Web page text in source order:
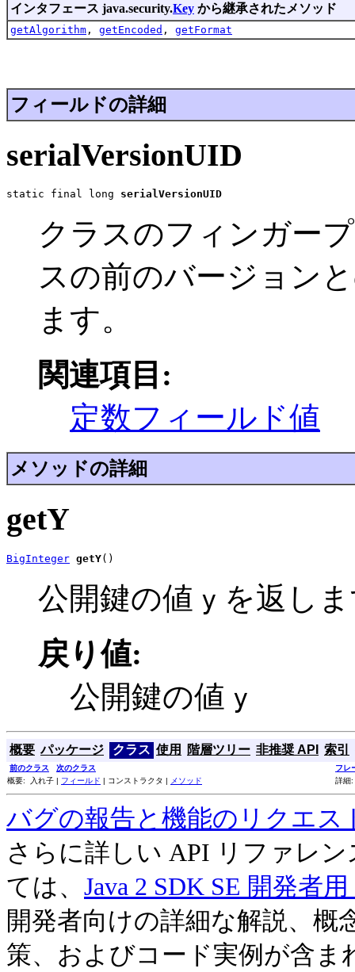
インタフェース java.security.Key から継承されたメソッド
getAlgorithm , getEncoded , getFormat
フィールドの詳細
serialVersionUID
static final long serialVersionUID
クラスのフィンガー
スの前のバージョン
ます。
関連項目:
定数フィールド値
メソッドの詳細
getY
BigInteger getY()
公開鍵の値 y を返し
戻り値:
公開鍵の値 y
概要 パッケージ クラス 使用 階層ツリー 非推奨 API 索引
前のクラス 次のクラス
フレ
概要: 入れ子 | フィールド | コンストラクタ | メソッド 詳
バグの報告と機能のリクエス
さらに詳しい API リファレ
ては、 Java 2 SDK SE 開発者
開発者向けの詳細な解説、概
策、およびコード実例が含ま